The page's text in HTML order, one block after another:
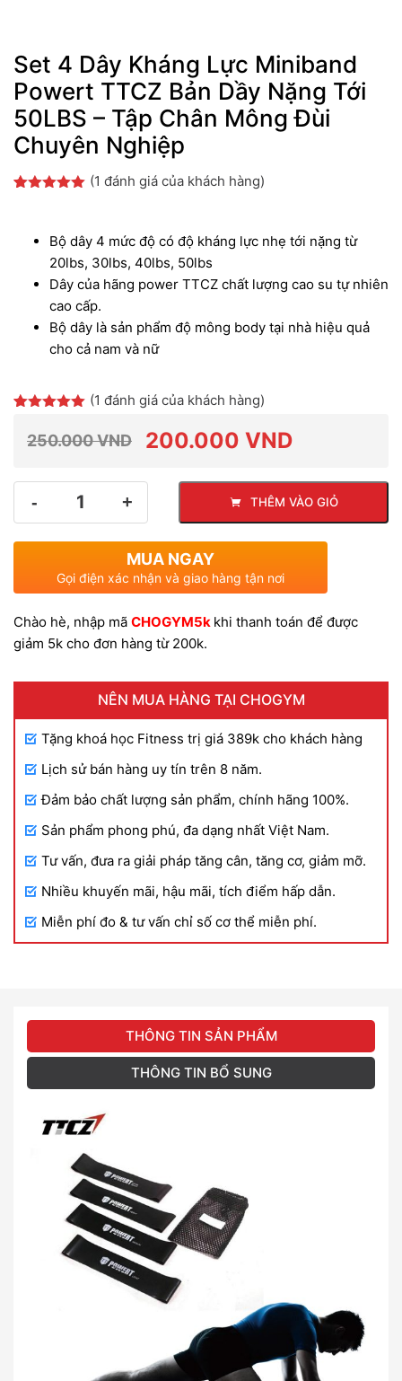
Set 4 Dây Kháng Lực Miniband
Powert TTCZ Bản Dầy Nặng Tới
50LBS – Tập Chân Mông Đùi
Chuyên Nghiệp
(1 đánh giá của khách hàng)
Bộ dây 4 mức độ có độ kháng lực nhẹ tới nặng từ
20lbs, 30lbs, 40lbs, 50lbs
Dây của hãng power TTCZ chất lượng cao su tự nhiên
cao cấp.
Bộ dây là sản phẩm độ mông body tại nhà hiệu quả
cho cả nam và nữ
dựa trên
đánh giá
(1 đánh giá của khách hàng)
250.000VND
gốc
250.000 VND.
200.000 VND
hiện
là:
200.000 VND.
THÊM VÀO GIỎ
MUA NGAY
Gọi điện xác nhận và giao hàng tận nơi
Chào hè, nhập mã CHOGYM5k khi thanh toán để được
giảm 5k cho đơn hàng từ 200k.
NÊN MUA HÀNG TẠI CHOGYM
Tặng khoá học Fitness trị giá 389k cho khách hàng
Lịch sử bán hàng uy tín trên 8 năm.
Đảm bảo chất lượng sản phẩm, chính hãng 100%.
Sản phẩm phong phú, đa dạng nhất Việt Nam.
Tư vấn, đưa ra giải pháp tăng cân, tăng cơ, giảm mỡ.
Nhiều khuyến mãi, hậu mãi, tích điểm hấp dẫn.
Miễn phí đo & tư vấn chỉ số cơ thể miễn phí.
THÔNG TIN SẢN PHẨM
THÔNG TIN BỔ SUNG